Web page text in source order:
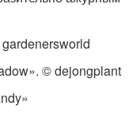
© dejongplant